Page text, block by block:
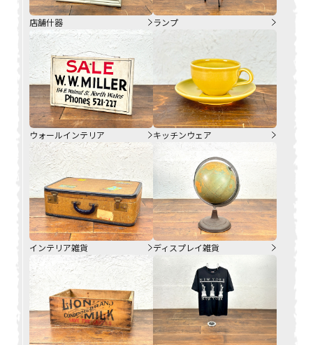
店舗什器 ランプ
ウォールインテリア キッチンウェア
インテリア雑貨 ディスプレイ雑貨